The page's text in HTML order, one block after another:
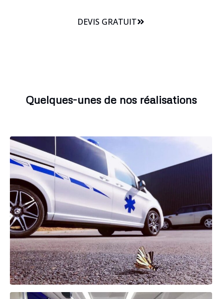
DEVIS GRATUIT
Quelques-unes de nos réalisations